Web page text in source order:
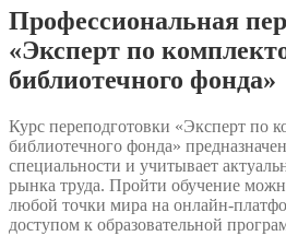
Профессиональная
«Эксперт по
библиотечного фонда»
Курс переподготовки «Эксперт по
библиотечного фонда»
специальности и учитывает
рынка труда. Пройти обучение
любой точки мира на онлайн-
доступом к образовательной